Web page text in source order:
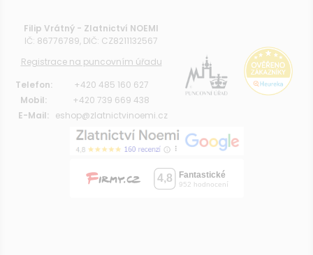
Filip Vrátný - Zlatnictví NOEMI
IČ: 86776789, DIČ: CZ8211132567
Registrace na puncovním úřadu
Telefon:
+420 485 160 627
Mobil:
+420 739 669 438
E-Mail:
eshop@zlatnictvinoemi.cz